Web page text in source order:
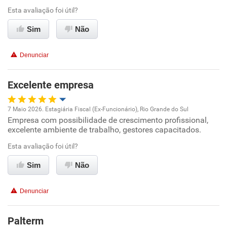
Ambiente de trabalho
Conciliação com a vida familiar
Recomenda esta empresa
Recomenda a diretoria
Esta avaliação foi útil?
Sim Não
Denunciar
Excelente empresa
Oportunidade de promoção
Ambiente de trabalho
Conciliação com a vida familiar
Recomenda esta empresa
7 Maio 2026. Estagiária Fiscal (Ex-Funcionário), Rio Grande do Sul
Empresa com possibilidade de crescimento profissional,
excelente ambiente de trabalho, gestores capacitados.
Esta avaliação foi útil?
Sim Não
Denunciar
Palterm